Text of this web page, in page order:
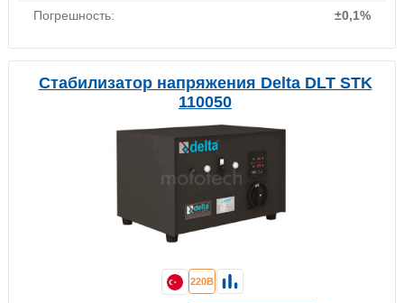
Погрешность:
±0,1%
Стабилизатор напряжения Delta DLT STK
110050
220В